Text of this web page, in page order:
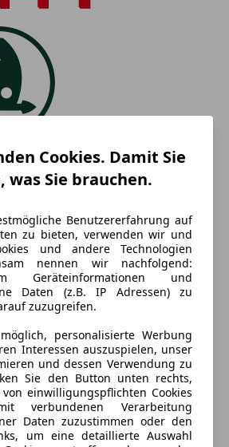
Cookies. Damit Sie
was Sie brauchen.
Benutzererfahrung auf
zu bieten, verwenden wir und
und andere Technologien
nennen wir nachfolgend:
Geräteinformationen und
Daten (z.B. IP Adressen) zu
zuzugreifen.
personalisierte Werbung
Interessen auszuspielen, unser
und dessen Verwendung zu
Sie den Button unten rechts,
einwilligungspflichten Cookies
verbundenen Verarbeitung
Daten zuzustimmen oder den
um eine detaillierte Auswahl